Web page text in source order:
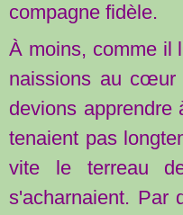
compagne fidèle.
À moins, comme il
naissions au
devions apprendre
tenaient pas
vite le terreau
s'acharnaient. Par